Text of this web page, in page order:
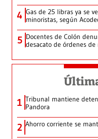
4 Gas de 25 libras ya se
minoristas, según
5 Docentes de Colón
desacato de órdenes
1 Tribunal mantiene
Pandora
2 Ahorro corriente se